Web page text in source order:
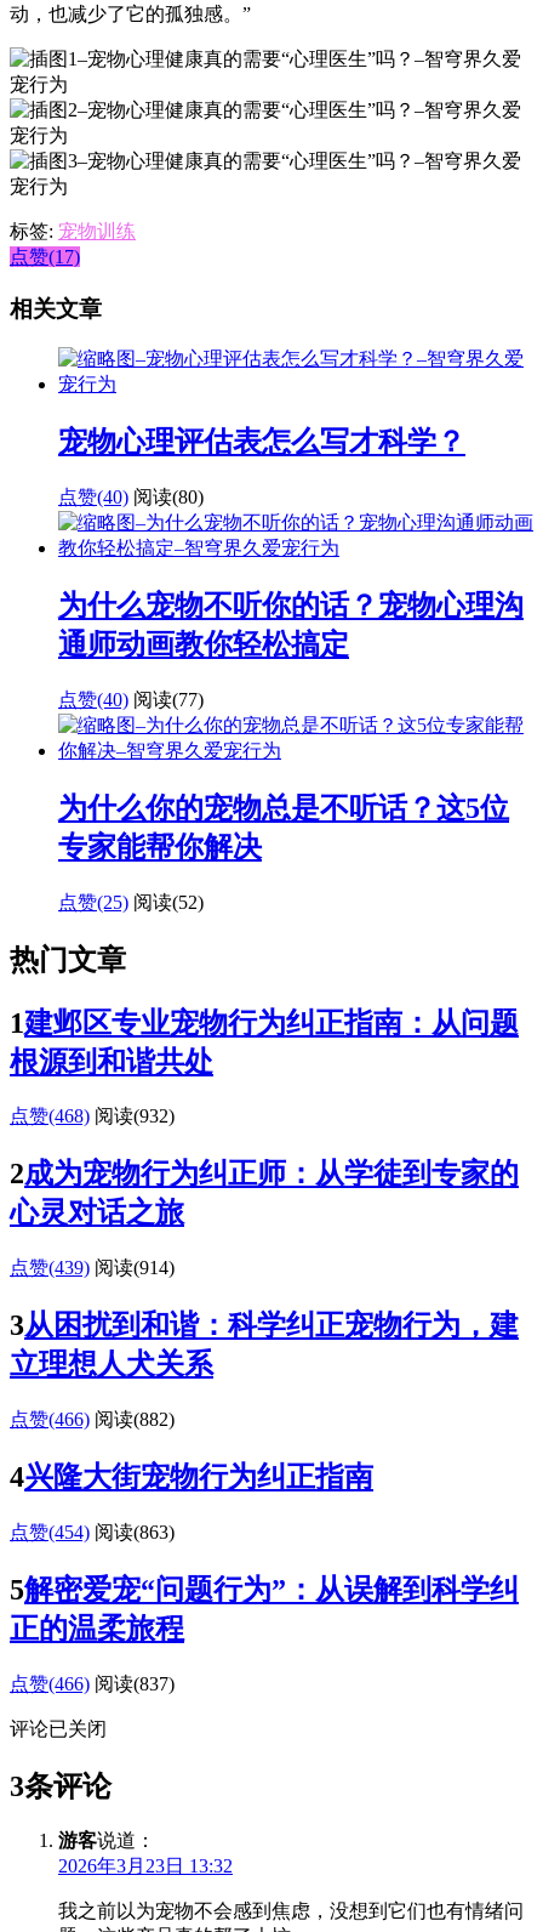
动，也减少了它的孤独感。”
标签: 宠物训练
点赞(17)
相关文章
宠物心理评估表怎么写才科学？
点赞(40) 阅读(80)
为什么宠物不听你的话？宠物心理沟
通师动画教你轻松搞定
点赞(40) 阅读(77)
为什么你的宠物总是不听话？这5位
专家能帮你解决
点赞(25) 阅读(52)
热门文章
1建邺区专业宠物行为纠正指南：从问题
根源到和谐共处
点赞(468) 阅读(932)
2成为宠物行为纠正师：从学徒到专家的
心灵对话之旅
点赞(439) 阅读(914)
3从困扰到和谐：科学纠正宠物行为，建
立理想人犬关系
点赞(466) 阅读(882)
4兴隆大街宠物行为纠正指南
点赞(454) 阅读(863)
5解密爱宠“问题行为”：从误解到科学纠
正的温柔旅程
点赞(466) 阅读(837)
评论已关闭
3条评论
游客说道：
2026年3月23日 13:32
我之前以为宠物不会感到焦虑，没想到它们也有情绪问